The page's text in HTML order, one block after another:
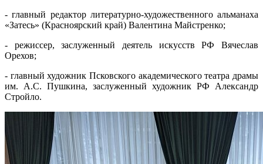
- главный редактор литературно-художественного альманаха
«Затесь» (Красноярский край) Валентина Майстренко;
- режиссер, заслуженный деятель искусств РФ Вячеслав
Орехов;
- главный художник Псковского академического театра драмы
им. А.С. Пушкина, заслуженный художник РФ Александр
Стройло.